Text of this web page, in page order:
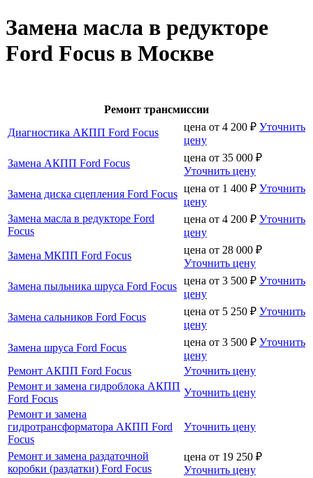
Замена масла в редукторе
Ford Focus в Москве
Ремонт трансмиссии
Диагностика АКПП Ford Focus
цена от 4 200 ₽ Уточнить
цену
Замена АКПП Ford Focus
цена от 35 000 ₽
Уточнить цену
Замена диска сцепления Ford Focus цена от 1 400 ₽ Уточнить
цену
Замена масла в редукторе Ford
Focus
цена от 4 200 ₽ Уточнить
цену
Замена МКПП Ford Focus
цена от 28 000 ₽
Уточнить цену
Замена пыльника шруса Ford Focus цена от 3 500 ₽ Уточнить
цену
Замена сальников Ford Focus
цена от 5 250 ₽ Уточнить
цену
Замена шруса Ford Focus
цена от 3 500 ₽ Уточнить
цену
Ремонт АКПП Ford Focus
Уточнить цену
Ремонт и замена гидроблока АКПП
Ford Focus
Уточнить цену
Ремонт и замена
гидротрансформатора АКПП Ford
Focus
Уточнить цену
Ремонт и замена раздаточной
коробки (раздатки) Ford Focus
цена от 19 250 ₽
Уточнить цену